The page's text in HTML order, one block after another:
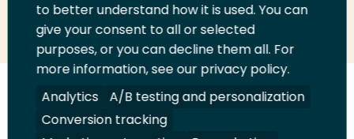
Deel
LinkedIn
Deel
op
Twitter
Deel
op
Facebook
Email
deze
pagina
Print
deze
pagina
Volg
ons
Volg
ons
Volg
ons
Volg
ons
to better understand how it is used. You can
give your consent to all or selected
purposes, or you can decline them all. For
more information, see our privacy policy.
Analytics
A/B testing and personalization
Conversion tracking